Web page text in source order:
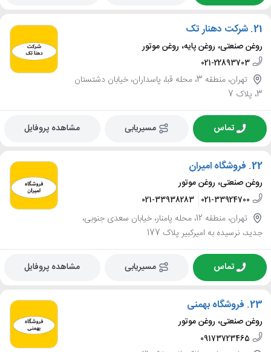
21. شرکت دهنار تک
روغن صنعتی، روغن پایه، روغن موتور
021-22893703
تهران، منطقه 3، محله قبا، پاسداران، خیابان دشتستان
3، پلاک 7
تماس مسیریابی مشاهده پروفایل
22. فروشگاه امیران
روغن صنعتی، روغن موتور
021-33924700
021-33938283
تهران، منطقه 12، محله پامنار، خیابان سعدی جنوبی،
جدید، نرسیده به امیرکبیر پلاک 177
تماس مسیریابی مشاهده پروفایل
23. فروشگاه بهمنی
روغن صنعتی، روغن موتور
09173723465